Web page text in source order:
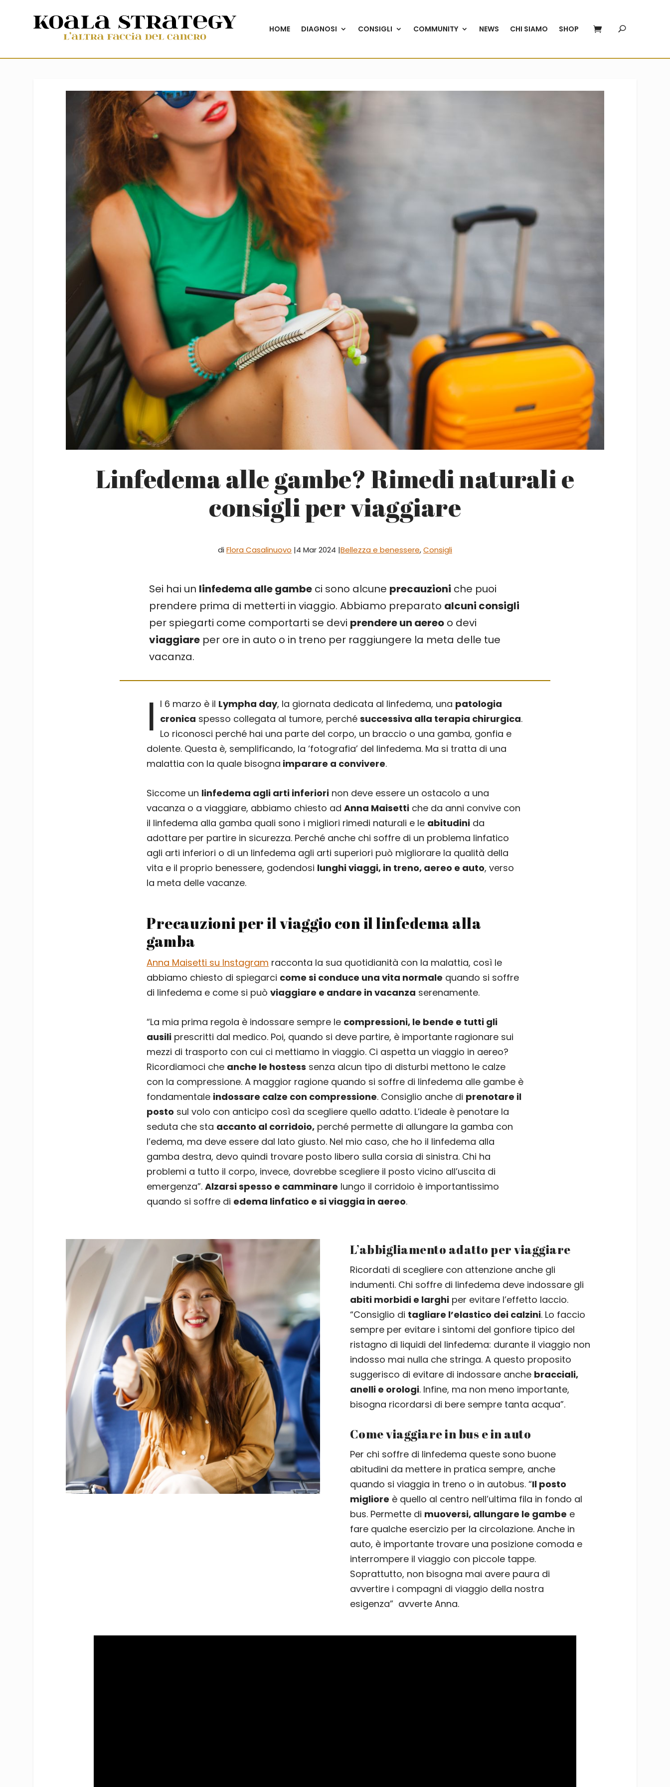
HOME DIAGNOSI CONSIGLI COMMUNITY NEWS CHI SIAMO SHOP
Linfedema alle gambe? Rimedi naturali e
consigli per viaggiare
diFlora Casalinuovo |4 Mar 2024 |Bellezza e benessere,Consigli
Sei hai un linfedema alle gambe ci sono alcune precauzioni che puoi
prendere prima di metterti in viaggio. Abbiamo preparato alcuni consigli
per spiegarti come comportarti se devi prendere un aereo o devi
viaggiare per ore in auto o in treno per raggiungere la meta delle tue
vacanza.
I l 6 marzo è il Lympha day, la giornata dedicata al linfedema, una patologia
cronica spesso collegata al tumore, perché successiva alla terapia chirurgica.
Lo riconosci perché hai una parte del corpo, un braccio o una gamba, gonfia e
dolente. Questa è, semplificando, la ‘fotografia’ del linfedema. Ma si tratta di una
malattia con la quale bisogna imparare a convivere.
Siccome un linfedema agli arti inferiori non deve essere un ostacolo a una
vacanza o a viaggiare, abbiamo chiesto ad Anna Maisetti che da anni convive con
il linfedema alla gamba quali sono i migliori rimedi naturali e le abitudini da
adottare per partire in sicurezza. Perché anche chi soffre di un problema linfatico
agli arti inferiori o di un linfedema agli arti superiori può migliorare la qualità della
vita e il proprio benessere, godendosi lunghi viaggi, in treno, aereo e auto, verso
la meta delle vacanze.
Precauzioni per il viaggio con il linfedema alla
gamba
Anna Maisetti su Instagram racconta la sua quotidianità con la malattia, così le
abbiamo chiesto di spiegarci come si conduce una vita normale quando si soffre
di linfedema e come si può viaggiare e andare in vacanza serenamente.
“La mia prima regola è indossare sempre le compressioni, le bende e tutti gli
ausili prescritti dal medico. Poi, quando si deve partire, è importante ragionare sui
mezzi di trasporto con cui ci mettiamo in viaggio. Ci aspetta un viaggio in aereo?
Ricordiamoci che anche le hostess senza alcun tipo di disturbi mettono le calze
con la compressione. A maggior ragione quando si soffre di linfedema alle gambe è
fondamentale indossare calze con compressione. Consiglio anche di prenotare il
posto sul volo con anticipo così da scegliere quello adatto. L’ideale è penotare la
seduta che sta accanto al corridoio, perché permette di allungare la gamba con
l’edema, ma deve essere dal lato giusto. Nel mio caso, che ho il linfedema alla
gamba destra, devo quindi trovare posto libero sulla corsia di sinistra. Chi ha
problemi a tutto il corpo, invece, dovrebbe scegliere il posto vicino all’uscita di
emergenza”. Alzarsi spesso e camminare lungo il corridoio è importantissimo
quando si soffre di edema linfatico e si viaggia in aereo.
L’abbigliamento adatto per viaggiare
Ricordati di scegliere con attenzione anche gli
indumenti. Chi soffre di linfedema deve indossare gli
abiti morbidi e larghiper evitare l’effetto laccio.
“Consiglio di tagliare l’elastico dei calzini. Lo faccio
sempre per evitare i sintomi del gonfiore tipico del
ristagno di liquidi del linfedema: durante il viaggio non
indosso mai nulla che stringa. A questo proposito
suggerisco di evitare di indossare anche bracciali,
anelli e orologi. Infine, ma non meno importante,
bisogna ricordarsi di bere sempre tanta acqua”.
Come viaggiare in bus e in auto
Per chi soffre di linfedema queste sono buone
abitudini da mettere in pratica sempre, anche
quando si viaggia in treno o in autobus. “Il posto
migliore è quello al centro nell’ultima fila in fondo al
bus. Permette di muoversi, allungare le gambe e
fare qualche esercizio per la circolazione. Anche in
auto, è importante trovare una posizione comoda e
interrompere il viaggio con piccole tappe.
Soprattutto, non bisogna mai avere paura di
avvertire i compagni di viaggio della nostra
esigenza” avverte Anna.